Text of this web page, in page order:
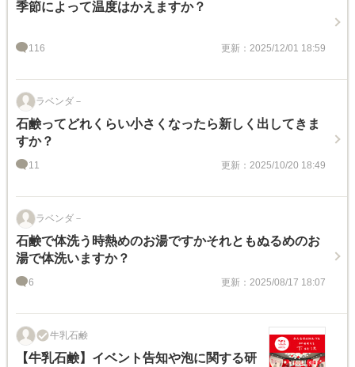
季節によって温度はかえますか？
116 更新：2025/12/01 18:59
ラベンダ－
石鹸ってどれくらい小さくなったら新しく出してきま
すか？
11 更新：2025/10/20 18:49
ラベンダ－
石鹸で体洗う時熱めのお湯ですかそれともぬるめのお
湯で体洗いますか？
6 更新：2025/08/17 18:07
牛乳石鹸
【牛乳石鹸】イベント告知や泡に関する研